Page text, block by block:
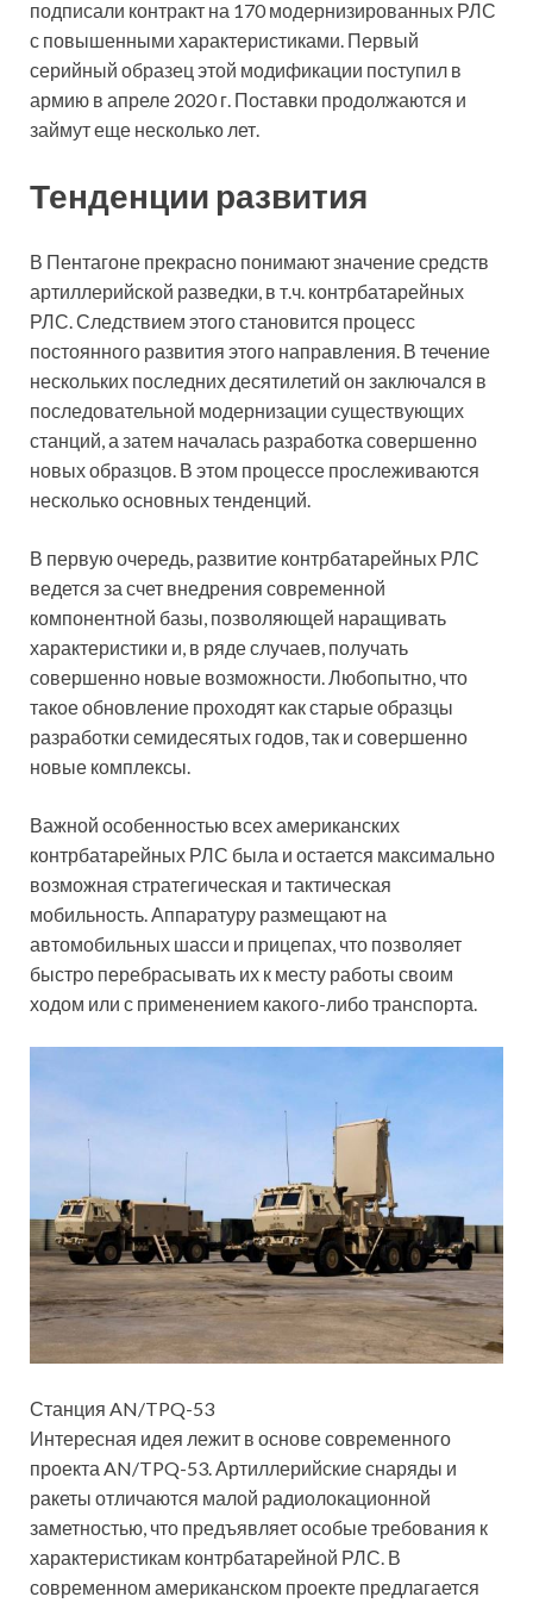
подписали контракт на 170 модернизированных РЛС
с повышенными характеристиками. Первый
серийный образец этой модификации поступил в
армию в апреле 2020 г. Поставки продолжаются и
займут еще несколько лет.
Тенденции развития
В Пентагоне прекрасно понимают значение средств
артиллерийской разведки, в т.ч. контрбатарейных
РЛС. Следствием этого становится процесс
постоянного развития этого направления. В течение
нескольких последних десятилетий он заключался в
последовательной модернизации существующих
станций, а затем началась разработка совершенно
новых образцов. В этом процессе прослеживаются
несколько основных тенденций.
В первую очередь, развитие контрбатарейных РЛС
ведется за счет внедрения современной
компонентной базы, позволяющей наращивать
характеристики и, в ряде случаев, получать
совершенно новые возможности. Любопытно, что
такое обновление проходят как старые образцы
разработки семидесятых годов, так и совершенно
новые комплексы.
Важной особенностью всех американских
контрбатарейных РЛС была и остается максимально
возможная стратегическая и тактическая
мобильность. Аппаратуру размещают на
автомобильных шасси и прицепах, что позволяет
быстро перебрасывать их к месту работы своим
ходом или с применением какого-либо транспорта.
Станция AN/TPQ-53
Интересная идея лежит в основе современного
проекта AN/TPQ-53. Артиллерийские снаряды и
ракеты отличаются малой радиолокационной
заметностью, что предъявляет особые требования к
характеристикам контрбатарейной РЛС. В
современном американском проекте предлагается